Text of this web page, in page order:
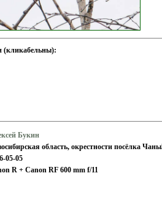
(кликабельны):
Букин
область, окрестности посёлка
05-05
R + Canon RF 600 mm f/11